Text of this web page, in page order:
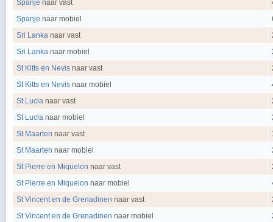
Spanje naar vast
Spanje naar mobiel
Sri Lanka naar vast
Sri Lanka naar mobiel
St Kitts en Nevis naar vast
St Kitts en Nevis naar mobiel
St Lucia naar vast
St Lucia naar mobiel
St Maarten naar vast
St Maarten naar mobiel
St Pierre en Miquelon naar vast
St Pierre en Miquelon naar mobiel
St Vincent en de Grenadinen naar vast
St Vincent en de Grenadinen naar mobiel